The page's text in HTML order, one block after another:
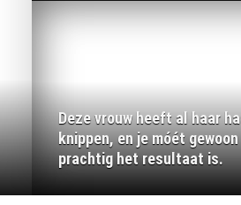
Deze vrouw heeft
zien hoe prachtig
Deze vrouw heeft al haar
knippen, en je móét
prachtig het resultaat is.